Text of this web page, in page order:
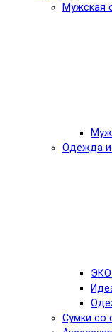
Мужская
Одежда и
Сумки со